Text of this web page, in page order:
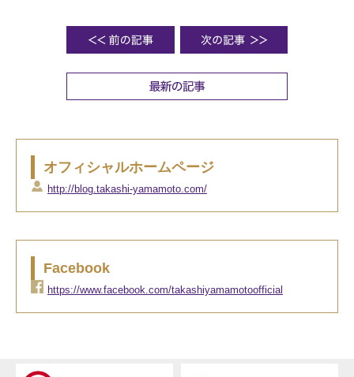
オフィシャルホームページ
http://blog.takashi-yamamoto.com/
Facebook
https://www.facebook.com/takashiyamamotoofficial